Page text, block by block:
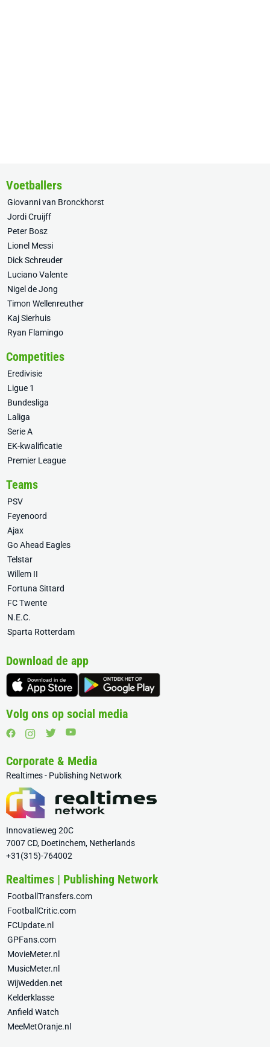
Voetballers
Giovanni van Bronckhorst
Jordi Cruijff
Peter Bosz
Lionel Messi
Dick Schreuder
Luciano Valente
Nigel de Jong
Timon Wellenreuther
Kaj Sierhuis
Ryan Flamingo
Competities
Eredivisie
Ligue 1
Bundesliga
Laliga
Serie A
EK-kwalificatie
Premier League
Teams
PSV
Feyenoord
Ajax
Go Ahead Eagles
Telstar
Willem II
Fortuna Sittard
FC Twente
N.E.C.
Sparta Rotterdam
Download de app
Volg ons op social media
Corporate & Media
Realtimes - Publishing Network
Innovatieweg 20C
7007 CD, Doetinchem, Netherlands
+31(315)-764002
Realtimes | Publishing Network
FootballTransfers.com
FootballCritic.com
FCUpdate.nl
GPFans.com
MovieMeter.nl
MusicMeter.nl
WijWedden.net
Kelderklasse
Anfield Watch
MeeMetOranje.nl